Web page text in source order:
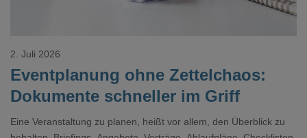
Eventplanung ohne Zettelchaos:
Dokumente schneller im Griff
2. Juli 2026
Eine Veranstaltung zu planen, heißt vor allem, den Überblick zu